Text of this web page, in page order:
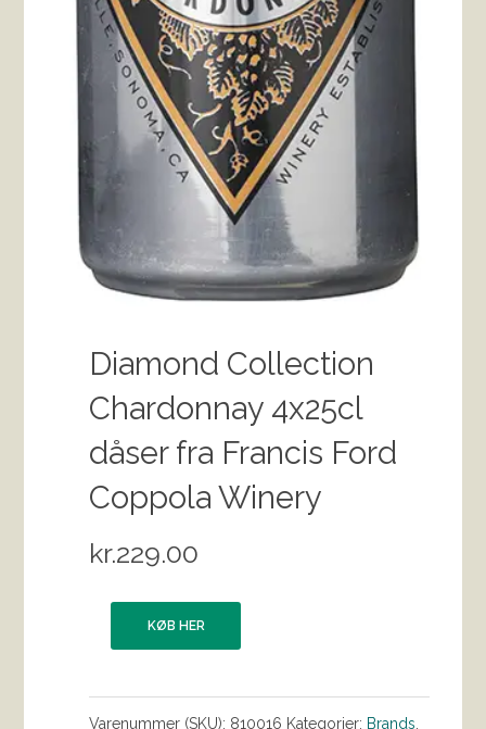
Diamond Collection
Chardonnay 4x25cl
dåser fra Francis Ford
Coppola Winery
kr.229.00
KØB HER
Varenummer (SKU): 810016 Kategorier: Brands